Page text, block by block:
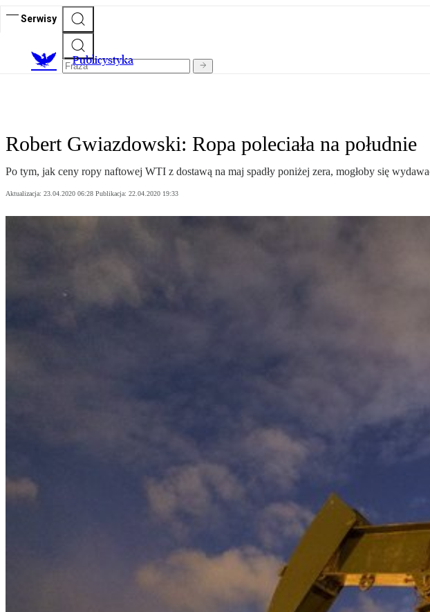
Serwisy
Publicystyka
Robert Gwiazdowski: Ropa poleciała na południe
Po tym, jak ceny ropy naftowej WTI z dostawą na maj spadły poniżej zera, mogłoby się
Aktualizacja: 23.04.2020 06:28 Publikacja: 22.04.2020 19:33